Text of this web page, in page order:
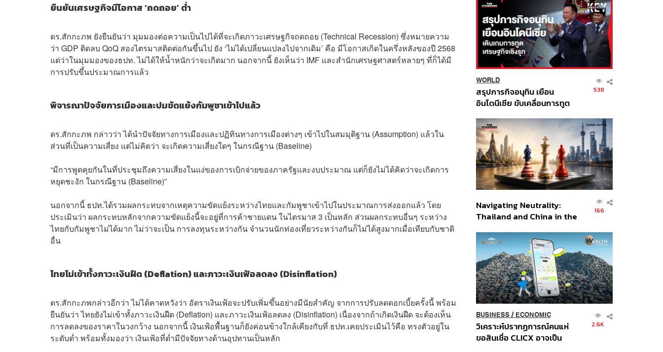
ยืนยันเศรษฐกิจมีโอกาส ‘ถดถอย’ ต่ำ
ดร.สักกะภพ ยังยืนยันว่า มุมมองต่อความเป็นไปได้ที่จะเกิดภาวะเศรษฐกิจถดถอย (Technical Recession) ซึ่งหมายความ
ว่า GDP ติดลบ QoQ สองไตรมาสติดต่อกันขึ้นไป ยัง ‘ไม่ได้เปลี่ยนแปลงไปจากเดิม’ คือ มีโอกาสเกิดในครึ่งหลังของปี 2568
แต่ว่าในมุมมองของธปท. ไม่ได้ให้น้ำหนักว่าจะเกิดมาก นอกจากนี้ ยังเห็นว่า IMF และสำนักเศรษฐศาสตร์หลายๆ ที่ก็ได้มี
การปรับขึ้นประมาณการแล้ว
พิจารณาปัจจัยการเมืองและปมขัดแย้งกัมพูชาเข้าไปแล้ว
ดร.สักกะภพ กล่าวว่า ได้นำปัจจัยทางการเมืองและปฏิทินทางการเมืองต่างๆ เข้าไปในสมมุติฐาน (Assumption) แล้วใน
ส่วนที่เป็นความเสี่ยง แต่ไม่คิดว่า จะเกิดความเสี่ยงใดๆ ในกรณีฐาน (Baseline)
“มีการพูดคุยกันในที่ประชุมถึงความเสี่ยงในแง่ของการเบิกจ่ายของภาครัฐและงบประมาณ แต่ก็ยังไม่ได้คิดว่าจะเกิดการ
หยุดชะงัก ในกรณีฐาน (Baseline)”
นอกจากนี้ ธปท.ได้รวมผลกระทบจากเหตุความขัดแย้งระหว่างไทยและกัมพูชาเข้าไปในประมาณการส่งออกแล้ว โดย
ประเมินว่า ผลกระทบหลักจากความขัดแย้งนี้จะอยู่ที่การค้าชายแดน ในไตรมาส 3 เป็นหลัก ส่วนผลกระทบอื่นๆ ระหว่าง
ไทยกับกัมพูชาไม่ได้มาก ไม่ว่าจะเป็น การลงทุนระหว่างกัน จำนวนนักท่องเที่ยวระหว่างกันก็ไม่ได้สูงมากเมื่อเทียบกับชาติ
อื่น
ไทยไม่เข้าทั้งภาวะเงินฝืด (Deflation) และภาวะเงินเฟ้อลดลง (Disinflation)
ดร.สักกะภพกล่าวอีกว่า ไม่ได้คาดหวังว่า อัตราเงินเฟ้อจะปรับเพิ่มขึ้นอย่างมีนัยสำคัญ จากการปรับลดดอกเบี้ยครั้งนี้ พร้อม
ยืนยันว่า ไทยยังไม่เข้าทั้งภาวะเงินฝืด (Deflation) และภาวะเงินเฟ้อลดลง (Disinflation) เนื่องจากถ้าเกิดเงินฝืด จะต้องเห็น
การลดลงของราคาในวงกว้าง นอกจากนี้ เงินเฟ้อพื้นฐานก็ยังค่อนข้างใกล้เคียงกับที่ ธปท.เคยประเมินไว้คือ ทรงตัวอยู่ใน
ระดับต่ำ พร้อมทั้งมองว่า เงินเฟ้อที่ต่ำมีปัจจัยทางด้านอุปทานเป็นหลัก
WORLD
สรุปภารกิจอนุทิน เยือน
อินโดนีเซีย ขับเคลื่อนการทูต
ส่วนยุทธศาสตร์ไทย –
อินโดนีเซีย
538
Navigating Neutrality:
Thailand and China in the
Order
166
BUSINESS/ ECONOMIC
วิเคราะห์ปรากฏการณ์คนแห่
ขอสินเชื่อ CLICX อาจเป็น
2.6K